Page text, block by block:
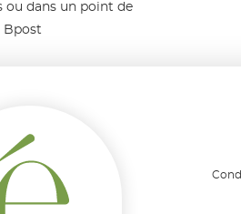
ou dans un point de
Bpost